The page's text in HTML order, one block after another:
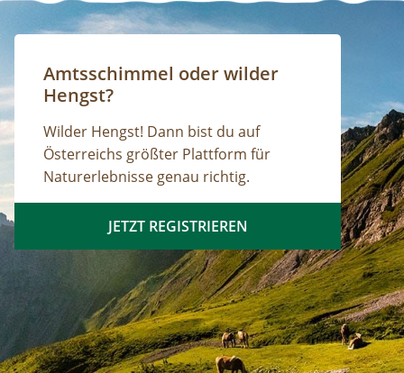
Amtsschimmel oder wilder
Hengst?
Wilder Hengst! Dann bist du auf
Österreichs größter Plattform für
Naturerlebnisse genau richtig.
JETZT REGISTRIEREN